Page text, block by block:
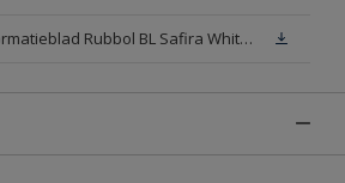
Veiligheidsinformatieblad Rubbol BL Safira White W05 (MSDS)